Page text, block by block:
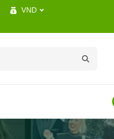
VND